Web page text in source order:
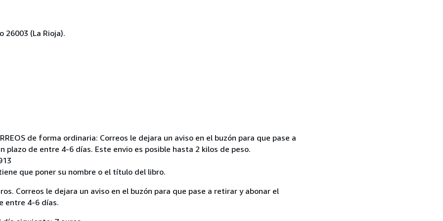
26003 (La Rioja).
de forma ordinaria: Correos le dejara un aviso en el buzón para que pase a
de entre 4-6 días. Este envio es posible hasta 2 kilos de peso.
que poner su nombre o el título del libro.
Correos le dejara un aviso en el buzón para que pase a retirar y abonar el
entre 4-6 días.